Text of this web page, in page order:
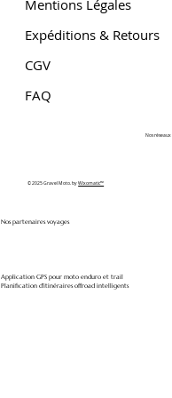
Mentions Légales
Expéditions & Retours
CGV
FAQ
Nos partenaires voyages
Application GPS pour moto enduro et trail
Planification d'itinéraires offroad intelligents
© 2025 Gravel Moto. byWixomatic™
Nos réseaux